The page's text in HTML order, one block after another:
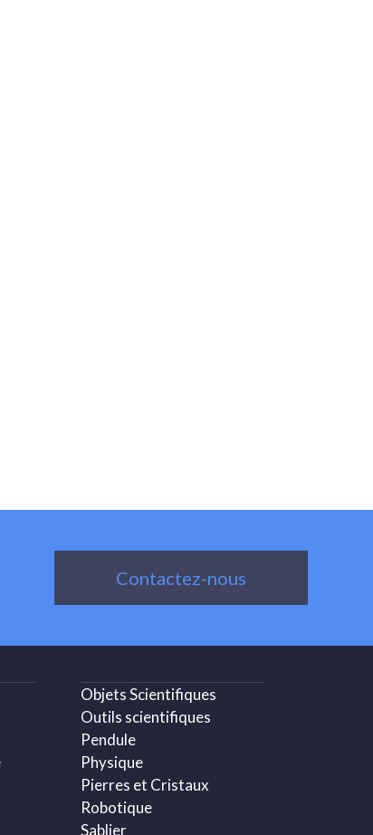
Contactez-nous
Objets Scientifiques
Outils scientifiques
Pendule
Physique
Pierres et Cristaux
Robotique
Sablier